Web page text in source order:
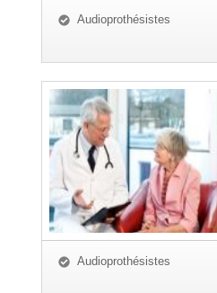
Audioprothésistes
Audioprothésistes